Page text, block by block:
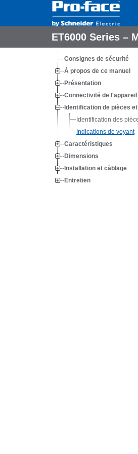
ET6000 Series –
Consignes de sécurité
À propos de ce manuel
Présentation
Connectivité de l'appareil
Identification de pièces
Identification des
Indications de voyant
Caractéristiques
Dimensions
Installation et câblage
Entretien